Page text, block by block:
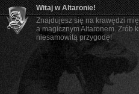
Witaj w Altaronie!
Znajdujesz się na krawędzi
a magicznym Altaronem. Zrób
niesamowitą przygodę!